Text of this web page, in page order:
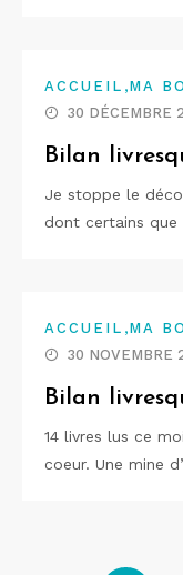
ACCUEIL ,MA
30 DÉCEMBRE
Bilan
Je stoppe le
dont certains
ACCUEIL ,MA
30 NOVEMBRE
Bilan
14 livres lus ce
coeur. Une mine